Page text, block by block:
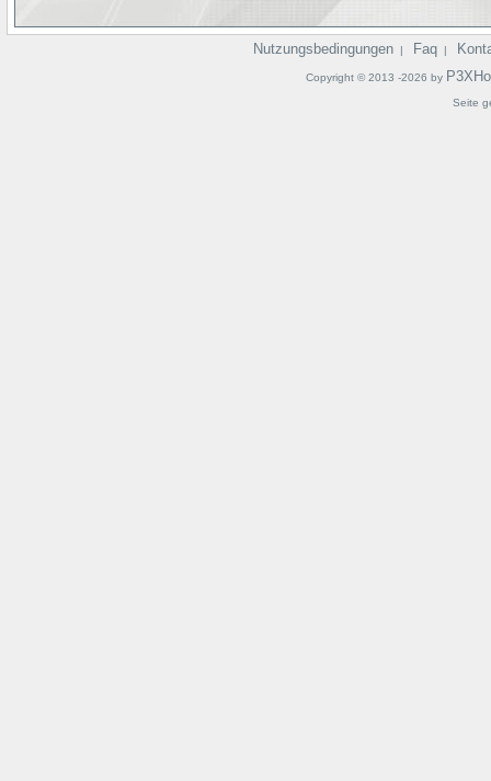
Nutzungsbedingungen | Faq |
Copyright © 2013 -2026 by
Seite